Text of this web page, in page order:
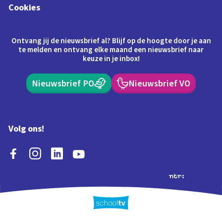
Cookies
Ontvang jij de nieuwsbrief al? Blijf op de hoogte door je aan
te melden en ontvang elke maand een nieuwsbrief naar
keuze in je inbox!
Nieuwsbrief PO Nieuwsbrief VO
Volg ons!